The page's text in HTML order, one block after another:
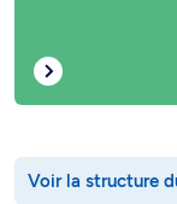
Voir la structure